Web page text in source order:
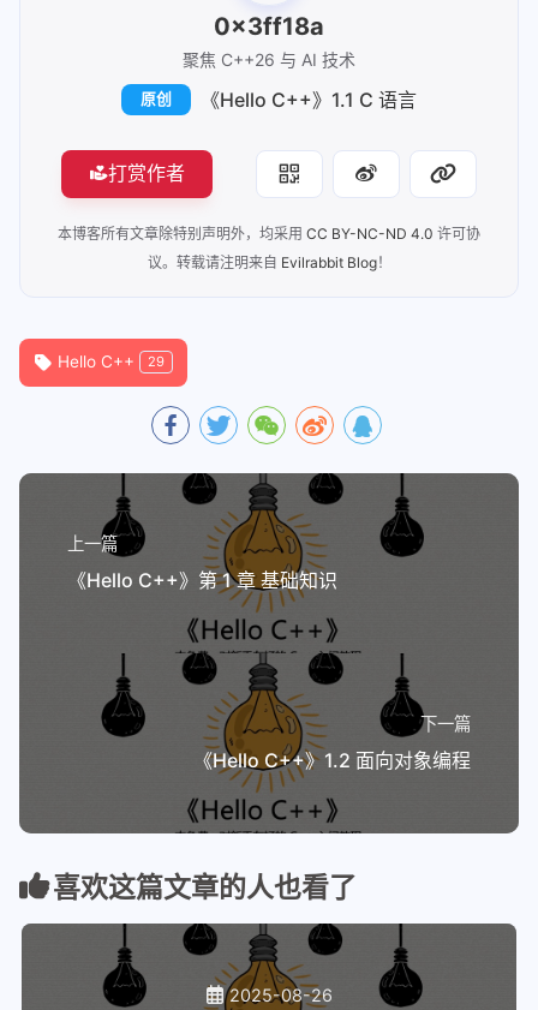
0x3ff18a
聚焦 C++26 与 AI 技术
原创 《Hello C++》1.1 C 语言
打赏作者
本博客所有文章除特别声明外，均采用 CC BY-NC-ND 4.0 许可协
议。转载请注明来自 Evilrabbit Blog！
Hello C++ 29
上一篇
《Hello C++》第 1 章 基础知识
下一篇
《Hello C++》1.2 面向对象编程
喜欢这篇文章的人也看了
2025-08-26